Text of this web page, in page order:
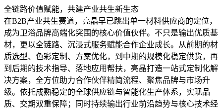
全链路价值赋能，共建产业共生新生态
在B2B产业共生赛道，亮晶早已跳出单一材料供应商的定位，
成为卫浴品牌高端化突围的核心价值伙伴。不只是输出优质基
材，更以全链路、沉浸式服务赋能合作企业成长。从前期的材
质选型、色彩定制、方案优化，到中期的规模化稳定供货，再
到后期的技术指导、落地应用帮扶，亮晶打造一站式定制化解
决方案，全方位助力合作伙伴精简流程、聚焦品牌与市场升
级。依托成熟稳定的全球供应链与智能化生产体系，实现品
质、交期双重保障；同时持续输出行业前沿趋势与核心技术经